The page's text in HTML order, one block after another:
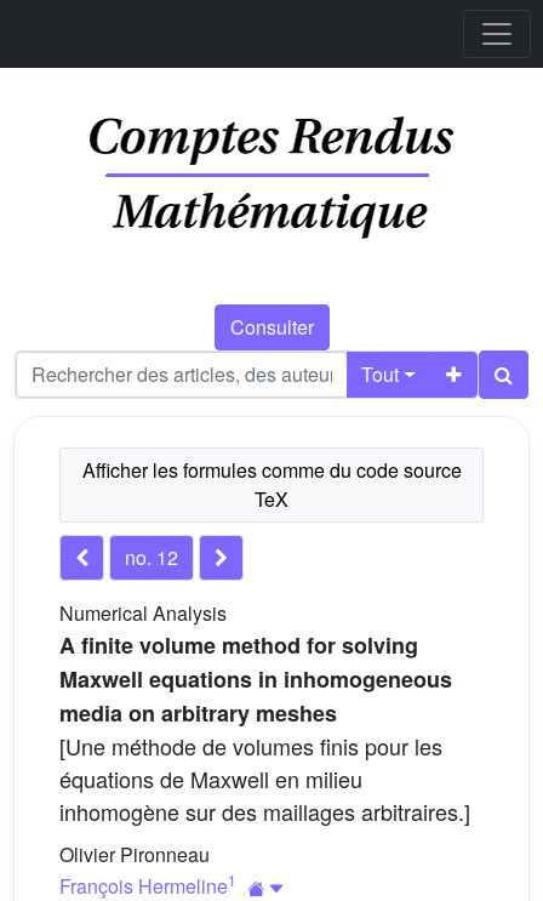
Consulter
Tout
no. 12
Numerical Analysis
A finite volume method for solving
Maxwell equations in inhomogeneous
media on arbitrary meshes
[Une méthode de volumes finis pour les
équations de Maxwell en milieu
inhomogène sur des maillages arbitraires.]
Olivier Pironneau
François Hermeline1